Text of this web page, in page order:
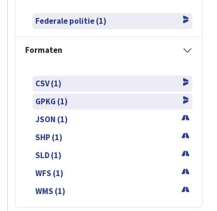
Federale politie (1)
Formaten
CSV (1)
GPKG (1)
JSON (1)
SHP (1)
SLD (1)
WFS (1)
WMS (1)